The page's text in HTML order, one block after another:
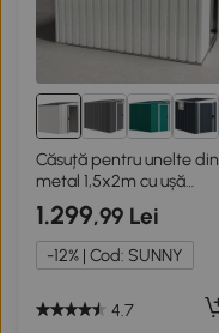
Căsuță pentru unelte din
metal 1,5x2m cu ușă
glisantă
1.299,99 Lei
-12% | Cod: SUNNY
4.7